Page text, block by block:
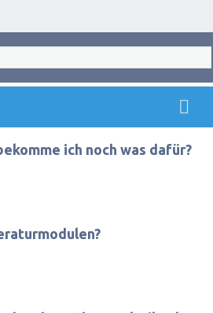
ich noch was dafür?